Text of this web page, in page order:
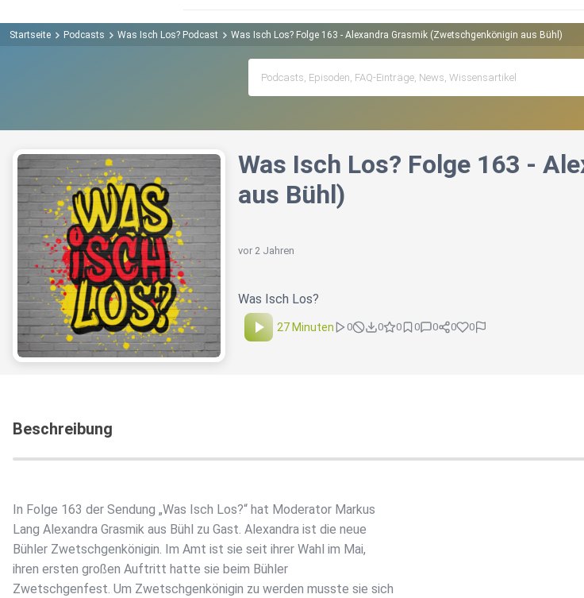
Startseite Podcasts Was Isch Los? Podcast Was Isch Los? Folge 163 - Alexandra Grasmik (Zwetschgenkönigin aus Bühl)
Was Isch Los? Folge 163 -
aus Bühl)
vor 2 Jahren
Was Isch Los?
27 Minuten 0 0 0 0 0 0 0
Beschreibung
In Folge 163 der Sendung „Was Isch Los?“ hat Moderator Markus
Lang Alexandra Grasmik aus Bühl zu Gast. Alexandra ist die neue
Bühler Zwetschgenkönigin. Im Amt ist sie seit ihrer Wahl im Mai,
ihren ersten großen Auftritt hatte sie beim Bühler
Zwetschgenfest. Um Zwetschgenkönigin zu werden musste sie sich